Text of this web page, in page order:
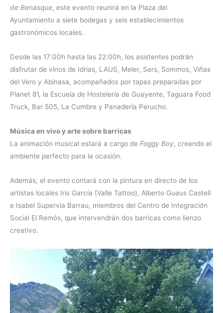
de Benasque, este evento reunirá en la Plaza del
Ayuntamiento a siete bodegas y seis establecimientos
gastronómicos locales.
Desde las 17:00h hasta las 22:00h, los asistentes podrán
disfrutar de vinos de Idrias, LAUS, Meler, Sers, Sommos, Viñas
del Vero y Abinasa, acompañados por tapas preparadas por
Planet 81, la Escuela de Hostelería de Guayente, Taguara Food
Truck, Bar 505, La Cumbre y Panadería Perucho.
Música en vivo y arte sobre barricas
La animación musical estará a cargo de Foggy Boy, creando el
ambiente perfecto para la ocasión.
Además, el evento contará con la pintura en directo de los
artistas locales Iris García (Valle Tattoo), Alberto Guaus Castell
e Isabel Supervía Barrau, miembros del Centro de Integración
Social El Remós, que intervendrán dos barricas como lienzo
creativo.